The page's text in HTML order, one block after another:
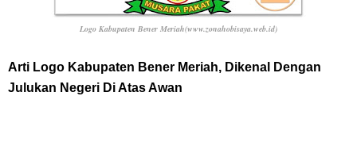
7 Fakta Brook One Piece, Mantan Kapten Yang Poster Bountynya
Poster Konser
Logo Kabupaten Bener Meriah(www.zonahobisaya.web.id)
Arti Logo Kabupaten Bener Meriah, Dikenal Dengan
Julukan Negeri Di Atas Awan